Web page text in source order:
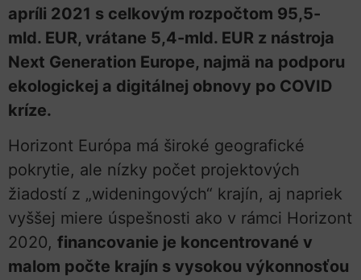
apríli 2021 s celkovým rozpočtom 95,5-
mld. EUR, vrátane 5,4-mld. EUR z nástroja
Next Generation Europe, najmä na podporu
ekologickej a digitálnej obnovy po COVID
kríze.
Horizont Európa má široké geografické
pokrytie, ale nízky počet projektových
žiadostí z „wideningových“ krajín, aj napriek
vyššej miere úspešnosti ako v rámci Horizont
2020, financovanie je koncentrované v
malom počte krajín s vysokou výkonnosťou